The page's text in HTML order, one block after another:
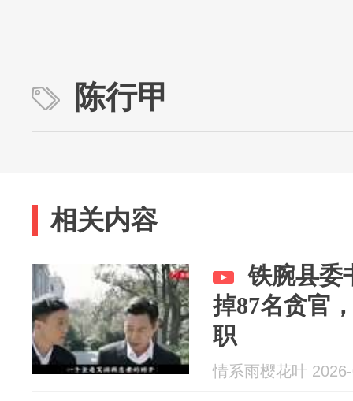
陈行甲
相关内容
铁腕县委
掉87名贪官
职
情系雨樱花叶